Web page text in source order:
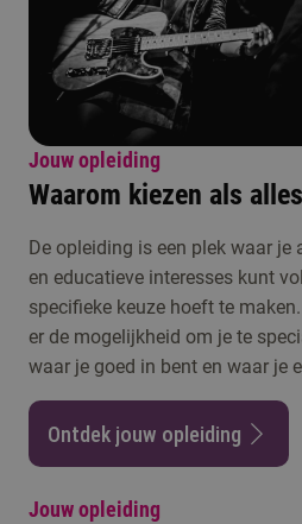
Jouw opleiding
Waarom kiezen als
De opleiding is een plek waar je
en educatieve interesses kunt
specifieke keuze hoeft te
er de mogelijkheid om je te
waar je goed in bent en waar je
Ontdek jouw opleiding
Jouw opleiding